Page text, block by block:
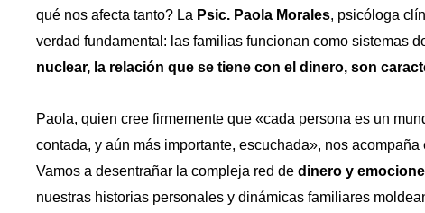
qué nos afecta tanto? La Psic. Paola Morales, psicóloga
verdad fundamental: las familias funcionan como sistemas
nuclear, la relación que se tiene con el dinero, son
Paola, quien cree firmemente que «cada persona es un
contada, y aún más importante, escuchada», nos
Vamos a desentrañar la compleja red de dinero y
nuestras historias personales y dinámicas familiares